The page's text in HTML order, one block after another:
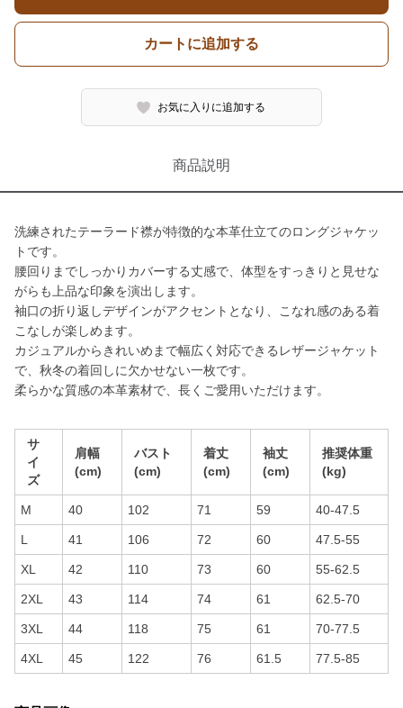
カートに追加する
お気に入りに追加する
商品説明
洗練されたテーラード襟が特徴的な本革仕立てのロングジャケッ
トです。
腰回りまでしっかりカバーする丈感で、体型をすっきりと見せな
がらも上品な印象を演出します。
袖口の折り返しデザインがアクセントとなり、こなれ感のある着
こなしが楽しめます。
カジュアルからきれいめまで幅広く対応できるレザージャケット
で、秋冬の着回しに欠かせない一枚です。
柔らかな質感の本革素材で、長くご愛用いただけます。
サ
イ
ズ
肩幅
(cm)
バスト
(cm)
着丈
(cm)
袖丈
(cm)
推奨体重
(kg)
M 40 102 71 59 40-47.5
L 41 106 72 60 47.5-55
XL 42 110 73 60 55-62.5
2XL 43 114 74 61 62.5-70
3XL 44 118 75 61 70-77.5
4XL 45 122 76 61.5 77.5-85